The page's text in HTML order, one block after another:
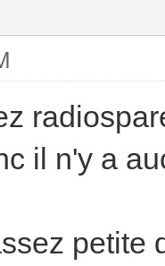
il n'y a
petite